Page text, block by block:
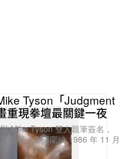
Tyson「Judgment
重現拳壇最關鍵一夜
Mike Tyson 雙人親筆簽名，
簽署，全部圍繞 1986 年 11 月